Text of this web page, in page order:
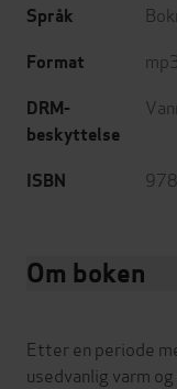
Språk
Format mp3
DRM-
beskyttelse
ISBN
Om boken
Etter en periode
usedvanlig varm